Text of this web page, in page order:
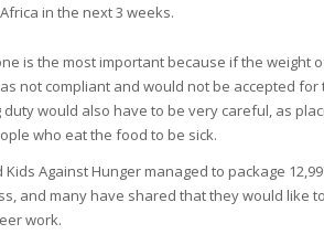
in the next 3 weeks.
is the most important because if the weight
not compliant and would not be accepted for
would also have to be very careful, as
who eat the food to be sick.
Against Hunger managed to package
and many have shared that they would like
work.